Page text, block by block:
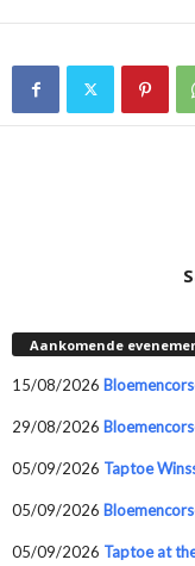
Aankomende
15/08/2026
29/08/2026
05/09/2026 Taptoe
05/09/2026
05/09/2026 Taptoe at